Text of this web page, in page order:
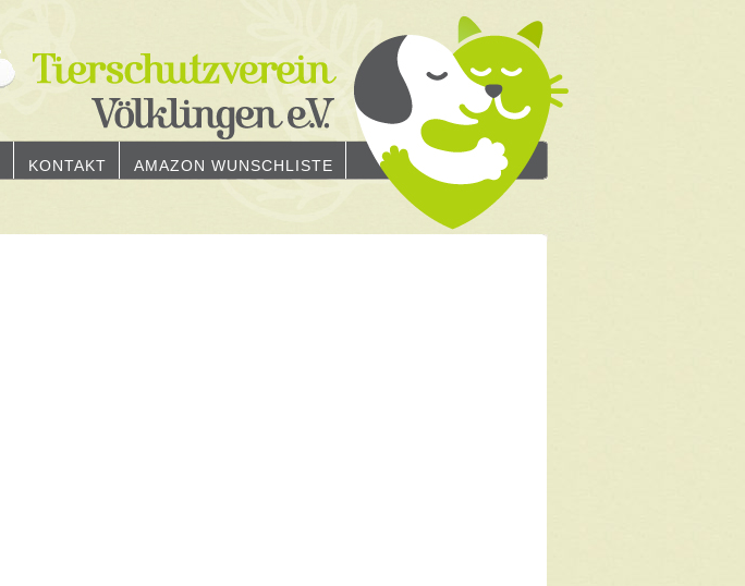
KONTAKT AMAZON WUNSCHLISTE